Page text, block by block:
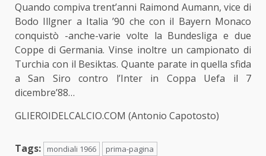
Quando compiva trent’anni Raimond Aumann, vice di
Bodo Illgner a Italia ’90 che con il Bayern Monaco
conquistò -anche-varie volte la Bundesliga e due
Coppe di Germania. Vinse inoltre un campionato di
Turchia con il Besiktas. Quante parate in quella sfida
aSan Siro contro l’Interin Coppa Uefa il 7
dicembre’88…
GLIEROIDELCALCIO.COM (Antonio Capotosto)
Tags: mondiali 1966 prima-pagina